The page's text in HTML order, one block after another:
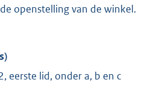
openstelling van de winkel.
eerste lid, onder a, b en c